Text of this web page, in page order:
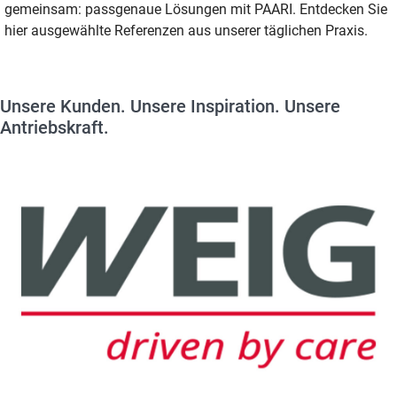
gemeinsam: passgenaue Lösungen mit PAARI. Entdecken Sie
hier ausgewählte Referenzen aus unserer täglichen Praxis.
Unsere Kunden. Unsere Inspiration. Unsere
Antriebskraft.